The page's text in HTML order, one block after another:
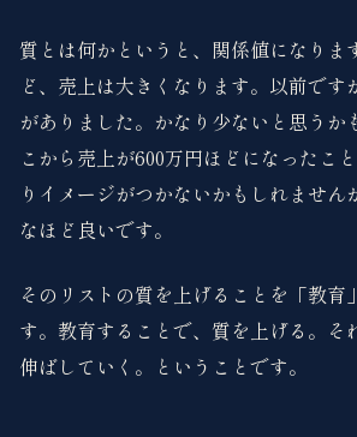
質とは何かというと、関係値になりま
ど、売上は大きくなります。以前です
がありました。かなり少ないと思うか
こから売上が600万円ほどになったこ
りイメージがつかないかもしれません
なほど良いです。
そのリストの質を上げることを「教育
す。教育することで、質を上げる。そ
伸ばしていく。ということです。